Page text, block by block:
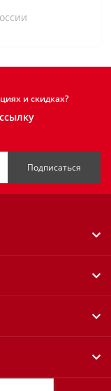
и скидках?
Подписаться